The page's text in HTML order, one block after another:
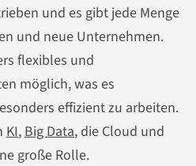
und es gibt jede Menge
und neue Unternehmen.
flexibles und
möglich, was es
effizient zu arbeiten.
KI,Big Data, die Cloud und
große Rolle.